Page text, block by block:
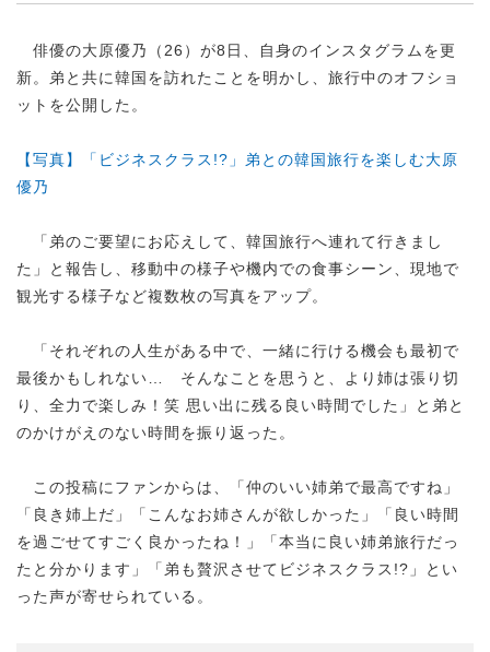
俳優の大原優乃（26）が8日、自身のインスタグラムを更
新。弟と共に韓国を訪れたことを明かし、旅行中のオフショ
ットを公開した。
【写真】「ビジネスクラス!?」弟との韓国旅行を楽しむ大原
優乃
「弟のご要望にお応えして、韓国旅行へ連れて行きまし
た」と報告し、移動中の様子や機内での食事シーン、現地で
観光する様子など複数枚の写真をアップ。
「それぞれの人生がある中で、一緒に行ける機会も最初で
最後かもしれない… そんなことを思うと、より姉は張り切
り、全力で楽しみ！笑 思い出に残る良い時間でした」と弟と
のかけがえのない時間を振り返った。
この投稿にファンからは、「仲のいい姉弟で最高ですね」
「良き姉上だ」「こんなお姉さんが欲しかった」「良い時間
を過ごせてすごく良かったね！」「本当に良い姉弟旅行だっ
たと分かります」「弟も贅沢させてビジネスクラス!?」とい
った声が寄せられている。